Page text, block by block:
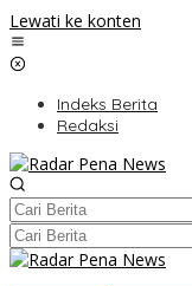
Lewati ke konten
Indeks Berita
Redaksi